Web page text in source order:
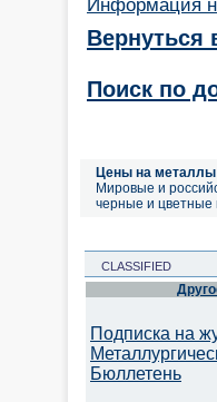
Вернуться
Поиск по
Цены на металлы
Мировые и
черные и цветные
CLASSIFIED
Подписка на
Бюллетень